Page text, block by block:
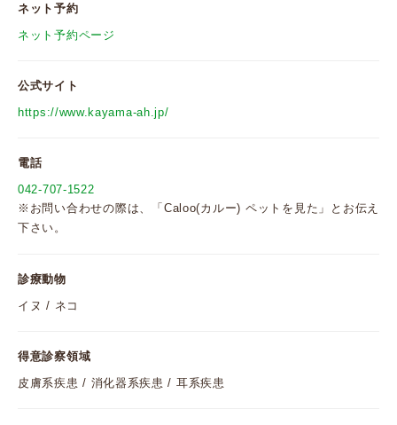
ネット予約
ネット予約ページ
公式サイト
https://www.kayama-ah.jp/
電話
042-707-1522
※お問い合わせの際は、「Caloo(カルー) ペットを見た」とお伝え
下さい。
診療動物
イヌ / ネコ
得意診察領域
皮膚系疾患 / 消化器系疾患 / 耳系疾患